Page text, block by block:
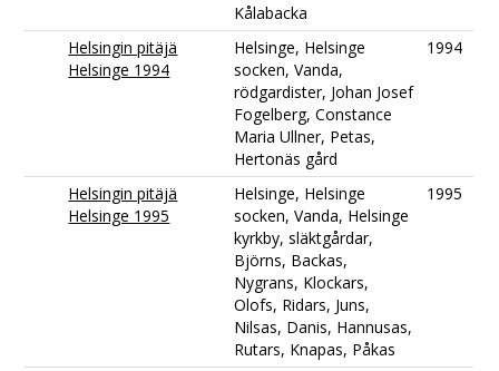
Kålabacka
Helsingin pitäjä
Helsinge 1994
Helsinge, Helsinge
socken, Vanda,
rödgardister, Johan Josef
Fogelberg, Constance
Maria Ullner, Petas,
Hertonäs gård
1994
Helsingin pitäjä
Helsinge 1995
Helsinge, Helsinge
socken, Vanda, Helsinge
kyrkby, släktgårdar,
Björns, Backas,
Nygrans, Klockars,
Olofs, Ridars, Juns,
Nilsas, Danis, Hannusas,
Rutars, Knapas, Påkas
1995